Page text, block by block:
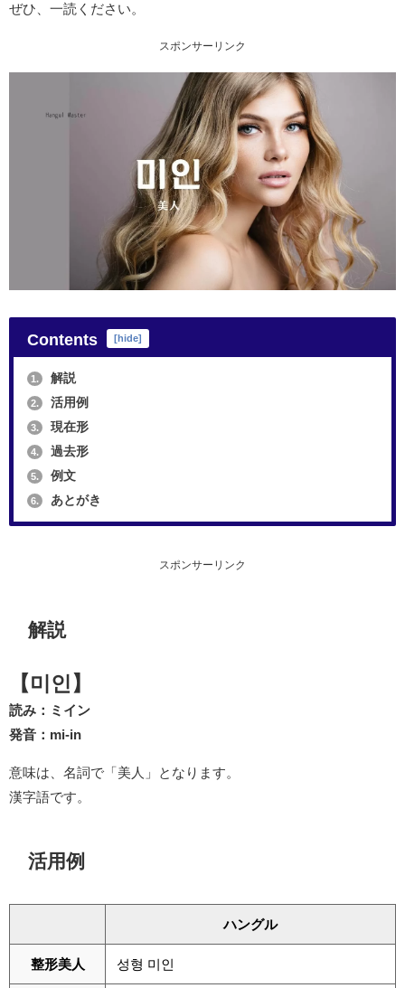
ぜひ、一読ください。
スポンサーリンク
Contents [hide]
1. 解説
2. 活用例
3. 現在形
4. 過去形
5. 例文
6. あとがき
スポンサーリンク
解説
【미인】
読み：ミイン
発音：mi-in
意味は、名詞で「美人」となります。
漢字語です。
活用例
ハングル
整形美人 성형 미인